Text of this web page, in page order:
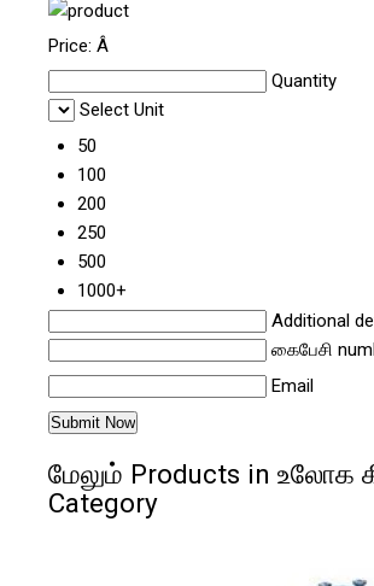
Price: Â
Quantity
Select Unit
50
100
200
250
500
1000+
Additional
கைபேசி
Email
மேலும் Products in உலோக
Category